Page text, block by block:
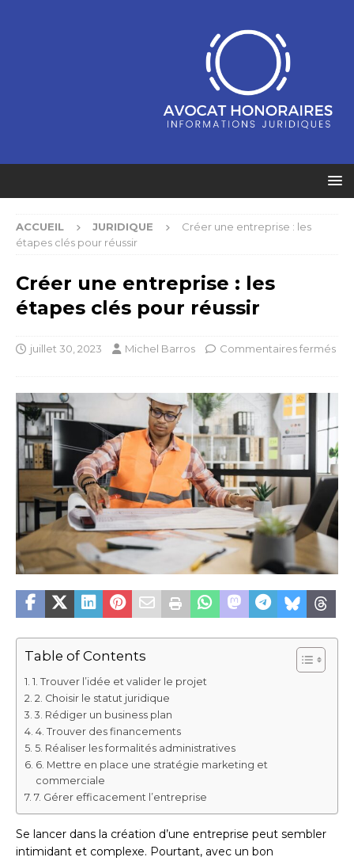
ACCUEIL JURIDIQUE
Créer une entreprise : les
étapes clés pour réussir
Créer une entreprise : les
étapes clés pour réussir
juillet 30, 2023 Michel Barros Commentaires fermés
Table of Contents
1. Trouver l’idée et valider le projet
2. Choisir le statut juridique
3. Rédiger un business plan
4. Trouver des financements
5. Réaliser les formalités administratives
6. Mettre en place une stratégie marketing et
commerciale
7. Gérer efficacement l’entreprise
Se lancer dans la création d’une entreprise peut sembler
intimidant et complexe. Pourtant, avec un bon